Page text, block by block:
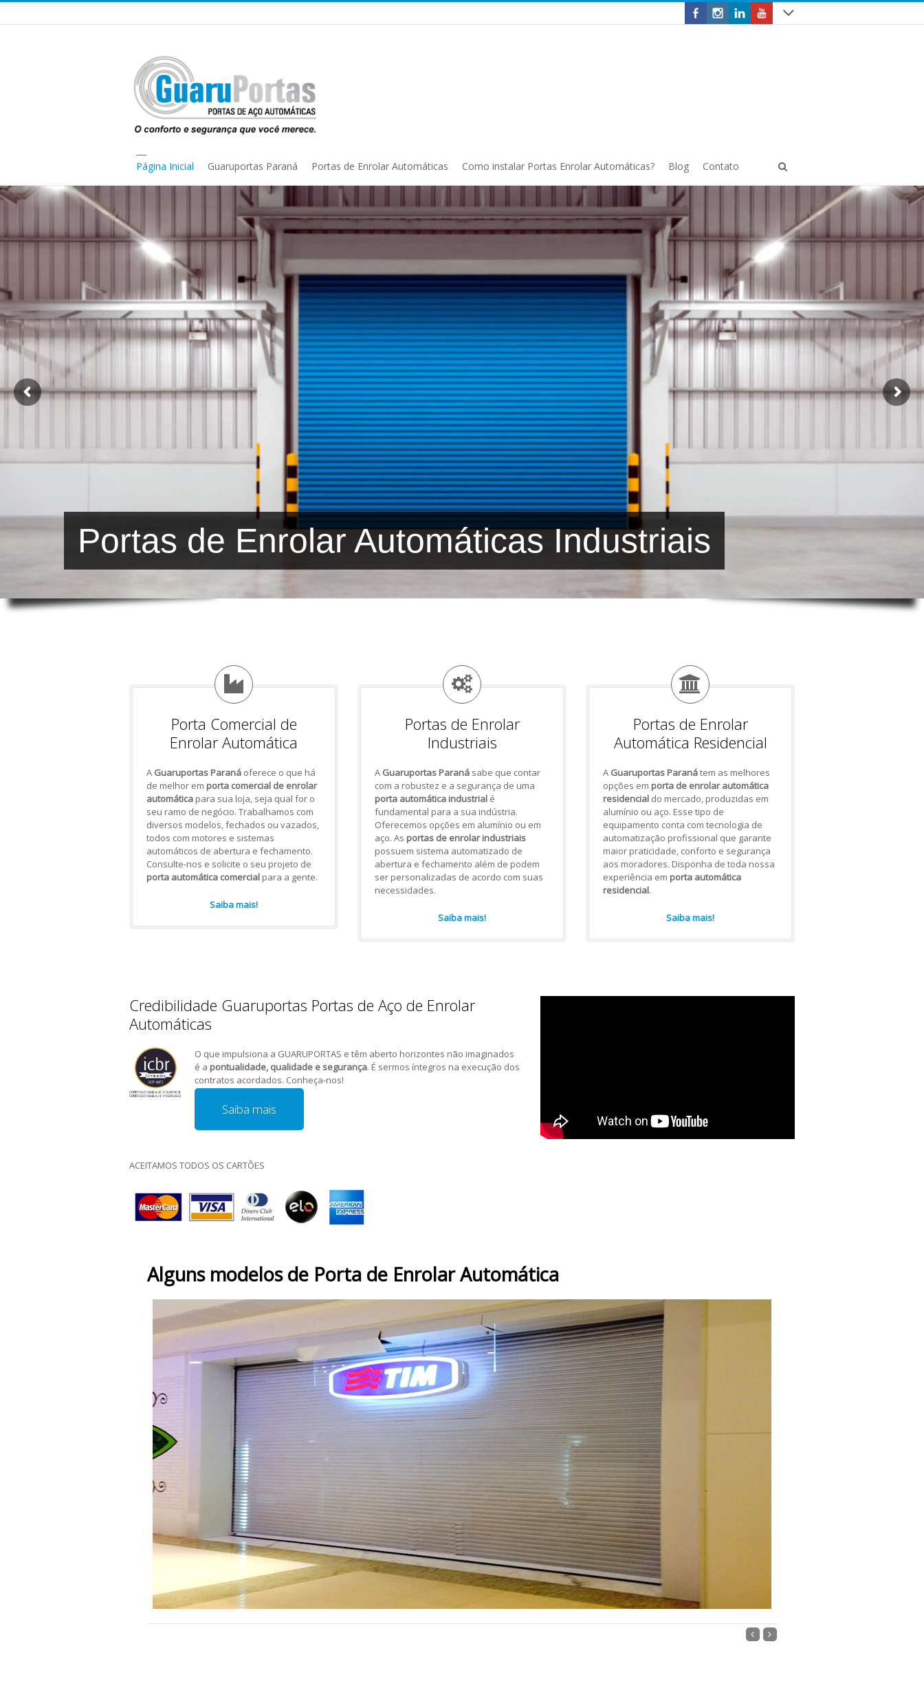
Página Inicial Guaruportas Paraná Portas de Enrolar Automáticas Como instalar Portas Enrolar Automáticas? Blog Contato
Portas de Enrolar Automáticas Industriais
Porta Comercial de
Enrolar Automática
A Guaruportas Paranáoferece o que há
de melhor em porta comercial de enrolar
automáticapara sua loja, seja qual for o
seu ramo de negócio. Trabalhamos com
diversos modelos, fechados ou vazados,
todos com motores e sistemas
automáticos de abertura e fechamento.
Consulte-nos e solicite o seu projeto de
porta automática comercialpara a gente.
Saiba mais!
Portas de Enrolar
Industriais
A Guaruportas Paranásabe que contar
com a robustez e a segurança de uma
porta automática industrialé
fundamental para a sua indústria.
Oferecemos opções em alumínio ou em
aço. As portas de enrolar industriais
possuem sistema automatizado de
abertura e fechamento além de podem
ser personalizadas de acordo com suas
necessidades.
Saiba mais!
Portas de Enrolar
Automática Residencial
A Guaruportas Paranátem as melhores
opções em porta de enrolar automática
residencialdo mercado, produzidas em
alumínio ou aço. Esse tipo de
equipamento conta com tecnologia de
automatização profissional que garante
maior praticidade, conforto e segurança
aos moradores. Disponha de toda nossa
experiência em porta automática
residencial.
Saiba mais!
Credibilidade Guaruportas Portas de Aço de Enrolar
Automáticas
O que impulsiona a GUARUPORTAS e têm aberto horizontes não imaginados
é a pontualidade, qualidade e segurança. É sermos íntegros na execução dos
contratos acordados. Conheça-nos!
Saiba mais
ACEITAMOS TODOS OS CARTÕES
Alguns modelos de Porta de Enrolar Automática